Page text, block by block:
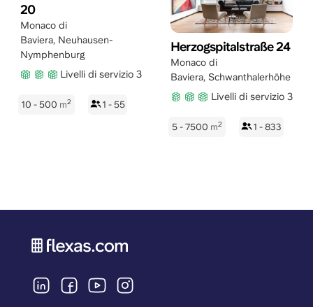
20
Monaco di
Baviera, Neuhausen-
Nymphenburg
Livelli di servizio 3
10 - 500 m2 1 - 55
Herzogspitalstraße 24
Monaco di
Baviera, Schwanthalerhöhe
Livelli di servizio 3
5 - 7500 m2 1 - 833